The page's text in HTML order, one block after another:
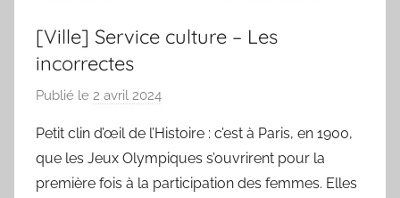
[Ville] Service culture – Les
incorrectes
Publié le 2 avril 2024
r
S
p
Petit clin d’œil de l’Histoire : c’est à Paris, en 1900,
que les Jeux Olympiques s’ouvrirent pour la
première fois à la participation des femmes. Elles